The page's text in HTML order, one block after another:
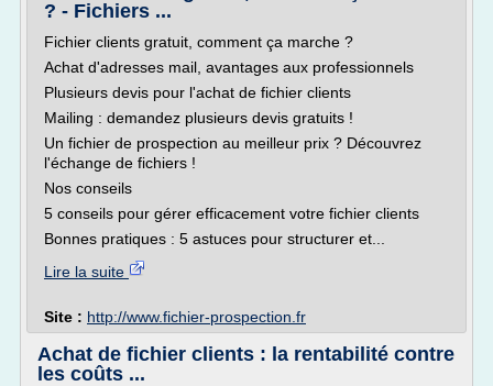
? - Fichiers ...
Fichier clients gratuit, comment ça marche ?
Achat d'adresses mail, avantages aux professionnels
Plusieurs devis pour l'achat de fichier clients
Mailing : demandez plusieurs devis gratuits !
Un fichier de prospection au meilleur prix ? Découvrez
l'échange de fichiers !
Nos conseils
5 conseils pour gérer efficacement votre fichier clients
Bonnes pratiques : 5 astuces pour structurer et...
Lire la suite
Site : http://www.fichier-prospection.fr
Achat de fichier clients : la rentabilité contre
les coûts ...